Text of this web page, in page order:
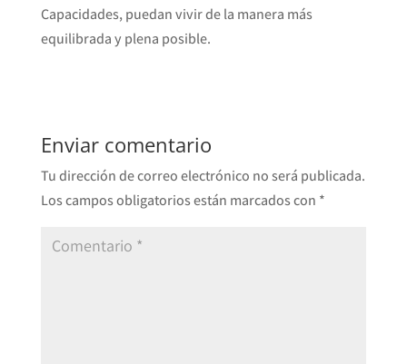
Capacidades, puedan vivir de la manera más
equilibrada y plena posible.
Enviar comentario
Tu dirección de correo electrónico no será publicada.
Los campos obligatorios están marcados con *